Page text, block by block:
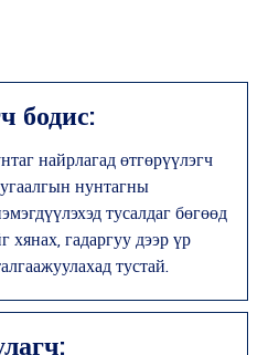
бодис:
найрлагад өтгөрүүлэгч
нунтагны
тусалдаг бөгөөд
хянах, гадаргуу дээр үр
тустай.